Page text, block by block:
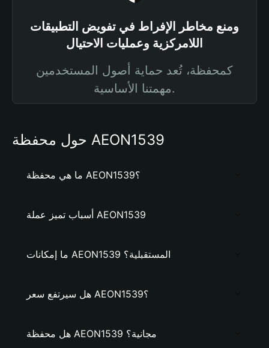
ومنع مخاطر الإفراط في تفويض التطبيقات
اللامركزية وعمليات الاحتيال
كمحفظة، تُعد حماية أصول المستخدمين
مهمتنا الأساسية.
حول محفظة AEON1539
ما هي محفظة AEON1539؟
أسباب تميز عملة AEON1539
ما إمكانات AEON1539 المستقبلية؟
هل سيرتفع سعر AEON1539؟
هل محفظة AEON1539 مجانية؟